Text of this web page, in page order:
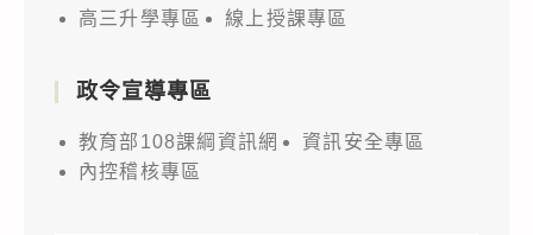
高三升學專區
線上授課專區
政令宣導專區
教育部108課綱資訊網
資訊安全專區
內控稽核專區